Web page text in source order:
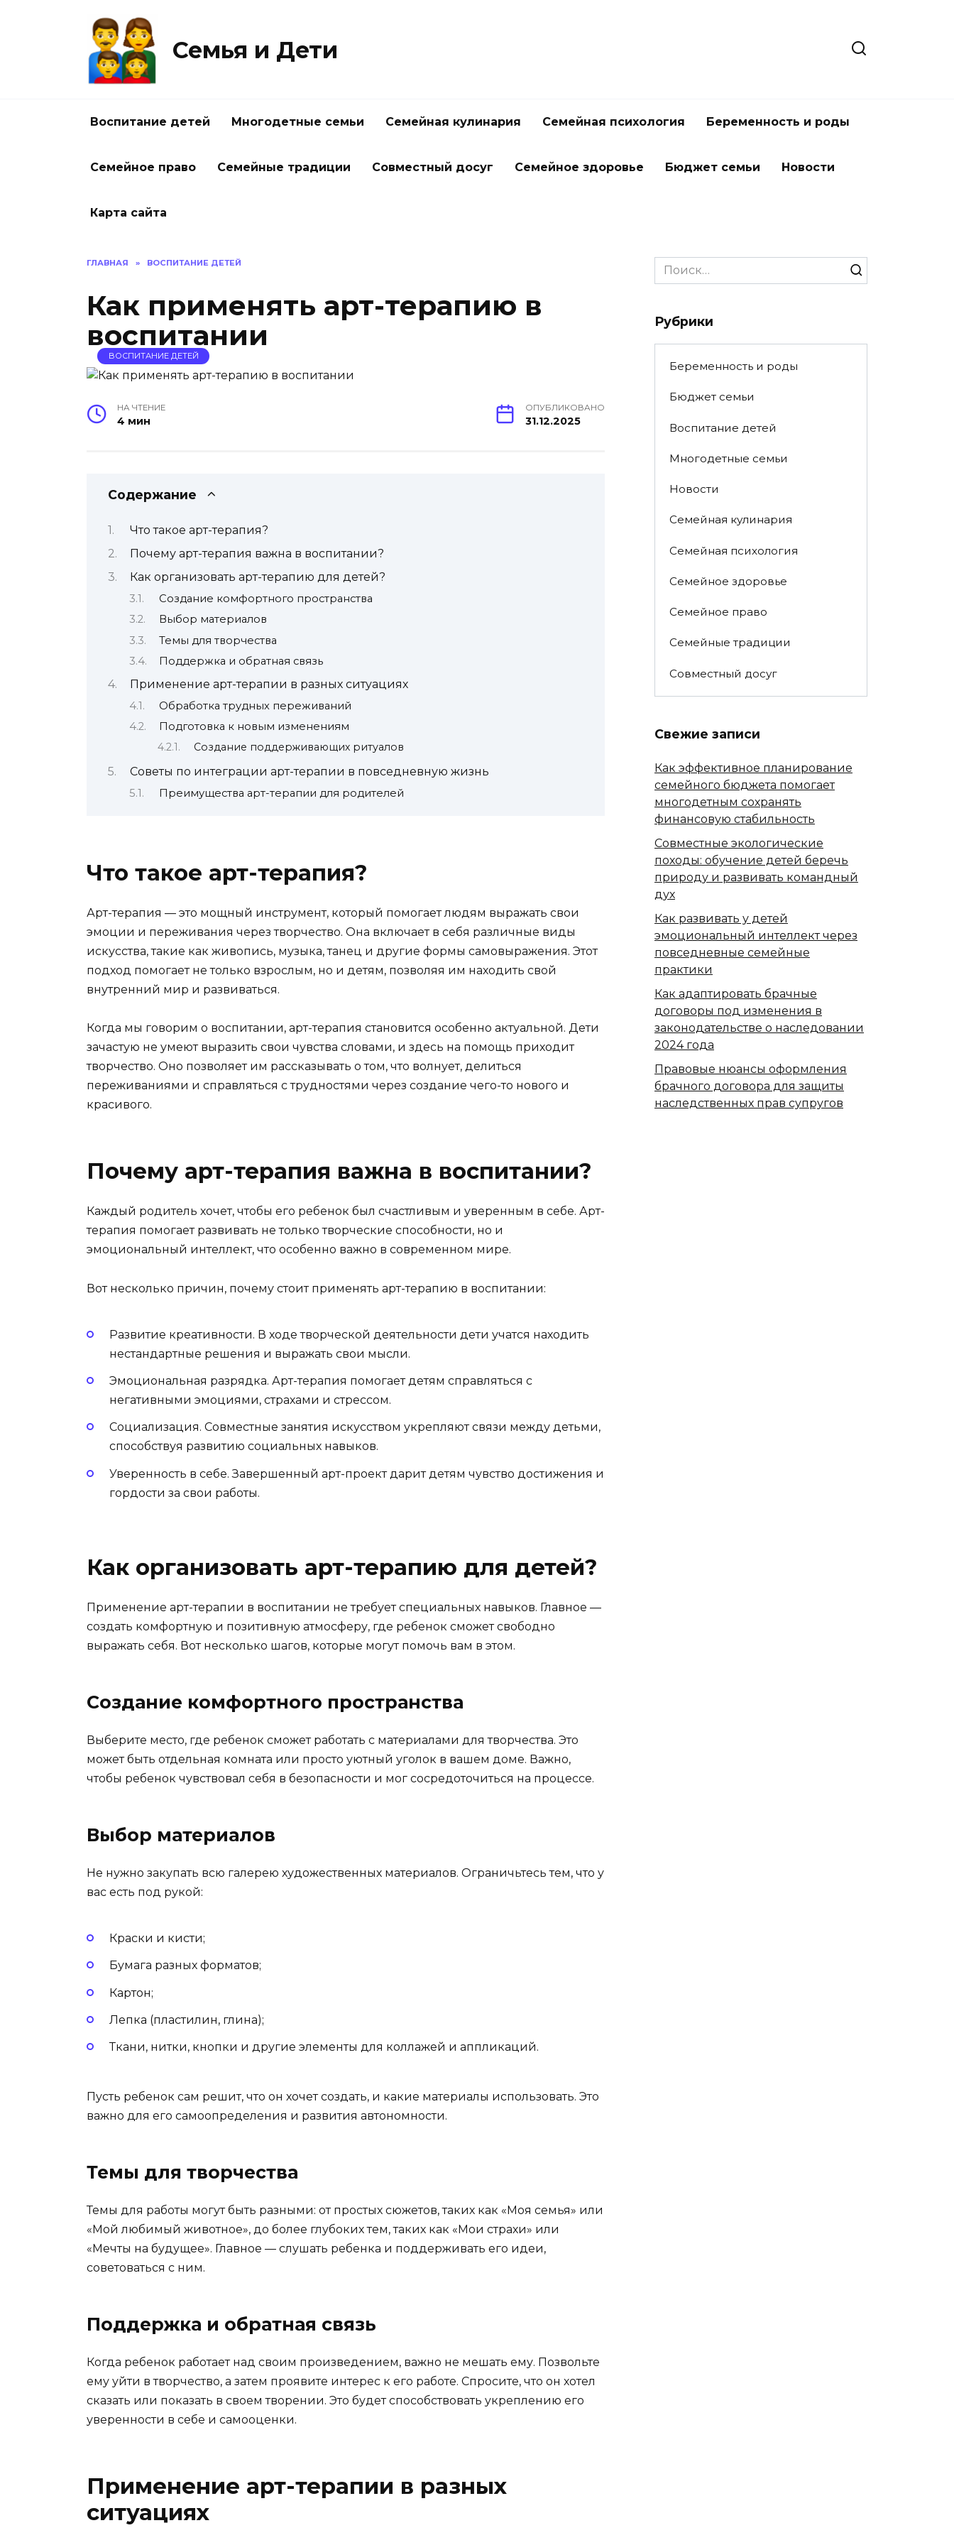
Семья и Дети
Воспитание детей Многодетные семьи Семейная кулинария Семейная психология Беременность и роды
Семейное право Семейные традиции Совместный досуг Семейное здоровье Бюджет семьи Новости
Карта сайта
ГЛАВНАЯ » ВОСПИТАНИЕ ДЕТЕЙ
Как применять арт-терапию в
воспитании
ВОСПИТАНИЕ ДЕТЕЙ
НА ЧТЕНИЕ
4 мин
ОПУБЛИКОВАНО
31.12.2025
Содержание
Что такое арт-терапия?
Почему арт-терапия важна в воспитании?
Как организовать арт-терапию для детей?
Создание комфортного пространства
Выбор материалов
Темы для творчества
Поддержка и обратная связь
Применение арт-терапии в разных ситуациях
Обработка трудных переживаний
Подготовка к новым изменениям
Создание поддерживающих ритуалов
Советы по интеграции арт-терапии в повседневную жизнь
Преимущества арт-терапии для родителей
Что такое арт-терапия?
Арт-терапия — это мощный инструмент, который помогает людям выражать свои
эмоции и переживания через творчество. Она включает в себя различные виды
искусства, такие как живопись, музыка, танец и другие формы самовыражения. Этот
подход помогает не только взрослым, но и детям, позволяя им находить свой
внутренний мир и развиваться.
Когда мы говорим о воспитании, арт-терапия становится особенно актуальной. Дети
зачастую не умеют выразить свои чувства словами, и здесь на помощь приходит
творчество. Оно позволяет им рассказывать о том, что волнует, делиться
переживаниями и справляться с трудностями через создание чего-то нового и
красивого.
Почему арт-терапия важна в воспитании?
Каждый родитель хочет, чтобы его ребенок был счастливым и уверенным в себе. Арт-
терапия помогает развивать не только творческие способности, но и
эмоциональный интеллект, что особенно важно в современном мире.
Вот несколько причин, почему стоит применять арт-терапию в воспитании:
Развитие креативности. В ходе творческой деятельности дети учатся находить
нестандартные решения и выражать свои мысли.
Эмоциональная разрядка. Арт-терапия помогает детям справляться с
негативными эмоциями, страхами и стрессом.
Социализация. Совместные занятия искусством укрепляют связи между детьми,
способствуя развитию социальных навыков.
Уверенность в себе. Завершенный арт-проект дарит детям чувство достижения и
гордости за свои работы.
Как организовать арт-терапию для детей?
Применение арт-терапии в воспитании не требует специальных навыков. Главное —
создать комфортную и позитивную атмосферу, где ребенок сможет свободно
выражать себя. Вот несколько шагов, которые могут помочь вам в этом.
Создание комфортного пространства
Выберите место, где ребенок сможет работать с материалами для творчества. Это
может быть отдельная комната или просто уютный уголок в вашем доме. Важно,
чтобы ребенок чувствовал себя в безопасности и мог сосредоточиться на процессе.
Выбор материалов
Не нужно закупать всю галерею художественных материалов. Ограничьтесь тем, что у
вас есть под рукой:
Краски и кисти;
Бумага разных форматов;
Картон;
Лепка (пластилин, глина);
Ткани, нитки, кнопки и другие элементы для коллажей и аппликаций.
Пусть ребенок сам решит, что он хочет создать, и какие материалы использовать. Это
важно для его самоопределения и развития автономности.
Темы для творчества
Темы для работы могут быть разными: от простых сюжетов, таких как «Моя семья» или
«Мой любимый животное», до более глубоких тем, таких как «Мои страхи» или
«Мечты на будущее». Главное — слушать ребенка и поддерживать его идеи,
советоваться с ним.
Поддержка и обратная связь
Когда ребенок работает над своим произведением, важно не мешать ему. Позвольте
ему уйти в творчество, а затем проявите интерес к его работе. Спросите, что он хотел
сказать или показать в своем творении. Это будет способствовать укреплению его
уверенности в себе и самооценки.
Применение арт-терапии в разных
ситуациях
Search
for:
Рубрики
Беременность и роды
Бюджет семьи
Воспитание детей
Многодетные семьи
Новости
Семейная кулинария
Семейная психология
Семейное здоровье
Семейное право
Семейные традиции
Совместный досуг
Свежие записи
Как эффективное планирование
семейного бюджета помогает
многодетным сохранять
финансовую стабильность
Совместные экологические
походы: обучение детей беречь
природу и развивать командный
дух
Как развивать у детей
эмоциональный интеллект через
повседневные семейные
практики
Как адаптировать брачные
договоры под изменения в
законодательстве о наследовании
2024 года
Правовые нюансы оформления
брачного договора для защиты
наследственных прав супругов